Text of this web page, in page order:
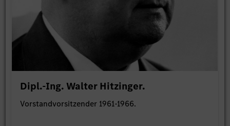
Dipl.-Ing. Walter Hitzinger.
Vorstandvorsitzender 1961-1966.